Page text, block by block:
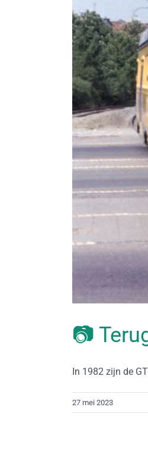
📷
In 1982 zijn de
27 mei 2023